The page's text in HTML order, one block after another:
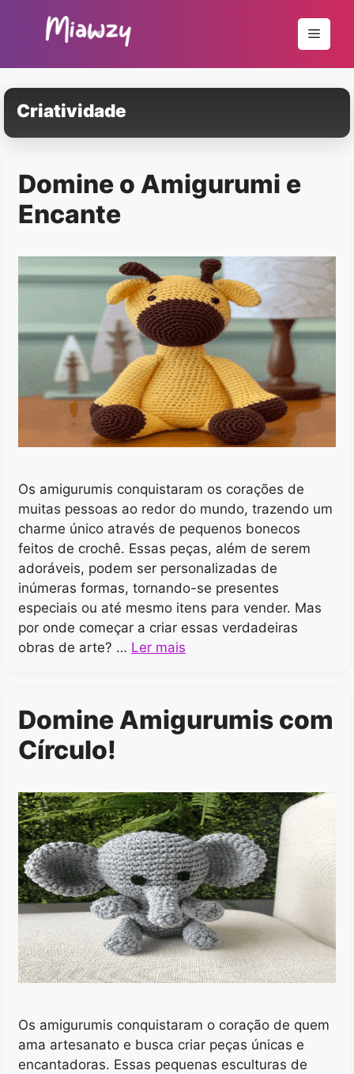
conteúdo
Menu
Criatividade
Domine o Amigurumi e
Encante
Os amigurumis conquistaram os corações de
muitas pessoas ao redor do mundo, trazendo um
charme único através de pequenos bonecos
feitos de crochê. Essas peças, além de serem
adoráveis, podem ser personalizadas de
inúmeras formas, tornando-se presentes
especiais ou até mesmo itens para vender. Mas
por onde começar a criar essas verdadeiras
obras de arte? … Ler mais
Domine Amigurumis com
Círculo!
Os amigurumis conquistaram o coração de quem
ama artesanato e busca criar peças únicas e
encantadoras. Essas pequenas esculturas de